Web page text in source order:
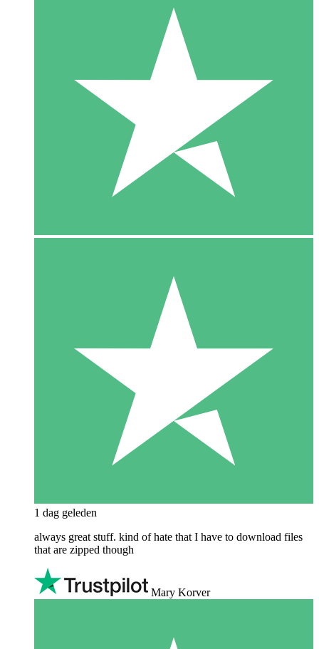
1 dag geleden
always great stuff. kind of hate that I have to download files
that are zipped though
Mary Korver